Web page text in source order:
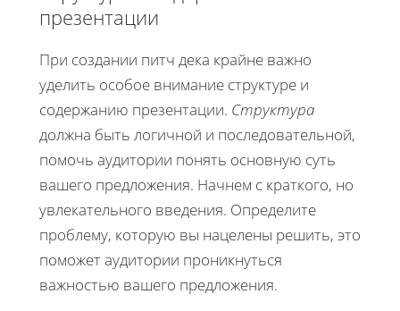
презентации
При создании питч дека крайне важно
уделить особое внимание структуре и
содержанию презентации. Структура
должна быть логичной и последовательной,
помочь аудитории понять основную суть
вашего предложения. Начнем с краткого, но
увлекательного введения. Определите
проблему, которую вы нацелены решить, это
поможет аудитории проникнуться
важностью вашего предложения.